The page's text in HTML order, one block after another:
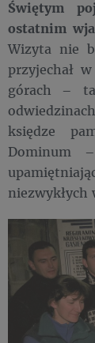
Świętym
ostatnim
Wizyta nie
przyjechał
górach –
księdze
Dominum
niezwykłych